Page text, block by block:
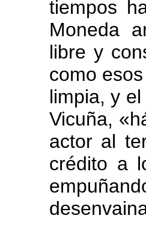
tiempos
Moneda
libre y
como
limpia, y
Vicuña,
actor al
crédito a